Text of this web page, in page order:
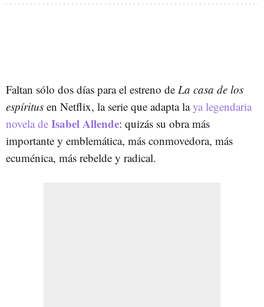
Faltan sólo dos días para el estreno de La casa de los
espíritus en Netflix, la serie que adapta laya legendaria
novela de Isabel Allende: quizás su obra más
importante y emblemática, más conmovedora, más
ecuménica, más rebelde y radical.